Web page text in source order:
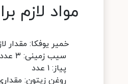
مواد لازم
خمیر یوفکا: مقدار
سیب زمینی: ۳ عدد
پیاز: ۱ عدد
روغن زیتون: